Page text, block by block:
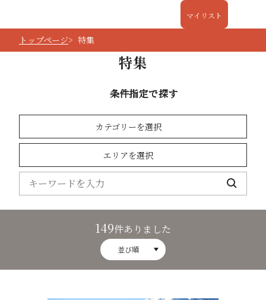
マイリスト
トップページ 特集
特集
条件指定で探す
カテゴリーを選択
エリアを選択
149件ありました
並び順